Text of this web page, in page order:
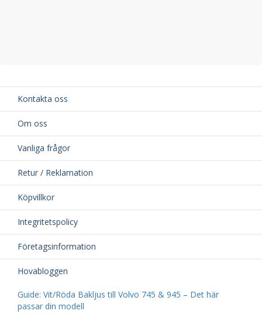
Kontakta oss
Om oss
Vanliga frågor
Retur / Reklamation
Köpvillkor
Integritetspolicy
Företagsinformation
Hovabloggen
Guide: Vit/Röda Bakljus till Volvo 745 & 945 – Det här
passar din modell